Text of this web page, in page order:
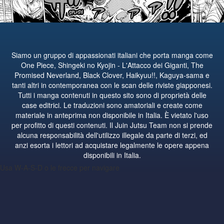
Siamo un gruppo di appassionati italiani che porta manga come
One Piece, Shingeki no Kyojin - L'Attacco dei Giganti, The
Promised Neverland, Black Clover, Haikyuu!!, Kaguya-sama e
tanti altri in contemporanea con le scan delle riviste giapponesi.
Tutti i manga contenuti in questo sito sono di proprietà delle
case editrici. Le traduzioni sono amatoriali e create come
materiale in anteprima non disponibile in Italia. È vietato l'uso
per profitto di questi contenuti. Il Juin Jutsu Team non si prende
alcuna responsabilità dell'utilizzo illegale da parte di terzi, ed
anzi esorta i lettori ad acquistare legalmente le opere appena
disponibili in Italia.